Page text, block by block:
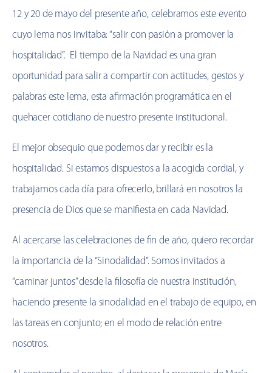
12 y 20 de mayo del presente año, celebramos este evento
cuyo lema nos invitaba: “salir con pasión a promover la
hospitalidad”. El tiempo de la Navidad es una gran
oportunidad para salir a compartir con actitudes, gestos y
palabras este lema, esta afirmación programática en el
quehacer cotidiano de nuestro presente institucional.
El mejor obsequio que podemos dar y recibir es la
hospitalidad. Si estamos dispuestos a la acogida cordial, y
trabajamos cada día para ofrecerlo, brillará en nosotros la
presencia de Dios que se manifiesta en cada Navidad.
Al acercarse las celebraciones de fin de año, quiero recordar
la importancia de la “Sinodalidad”. Somos invitados a
“caminar juntos” desde la filosofía de nuestra institución,
haciendo presente la sinodalidad en el trabajo de equipo, en
las tareas en conjunto; en el modo de relación entre
nosotros.